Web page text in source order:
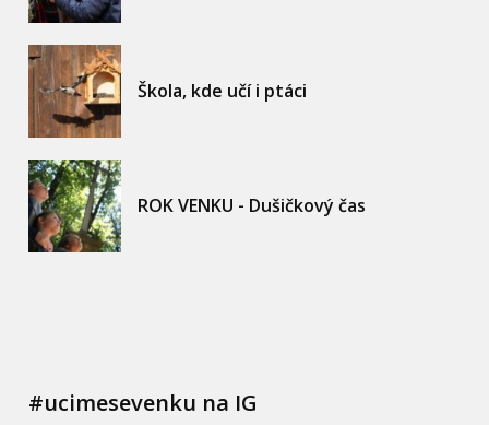
Škola, kde učí i ptáci
ROK VENKU - Dušičkový čas
#ucimesevenku na IG